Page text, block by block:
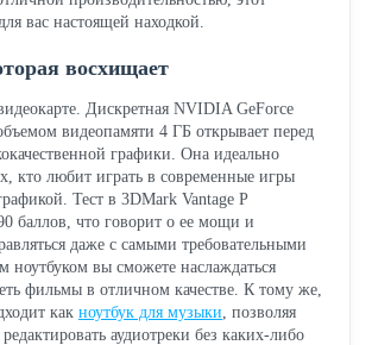
вас настоящей находкой.
восхищает
Дискретная NVIDIA GeForce
видеопамяти 4 ГБ открывает перед
графики. Она идеально
кто любит играть в современные игры
Тест в 3DMark Vantage P
баллов, что говорит о ее мощи и
даже с самыми требовательными
ноутбуком вы сможете наслаждаться
фильмы в отличном качестве. К тому же,
как ноутбук для музыки , позволяя
аудиотреки без каких-либо